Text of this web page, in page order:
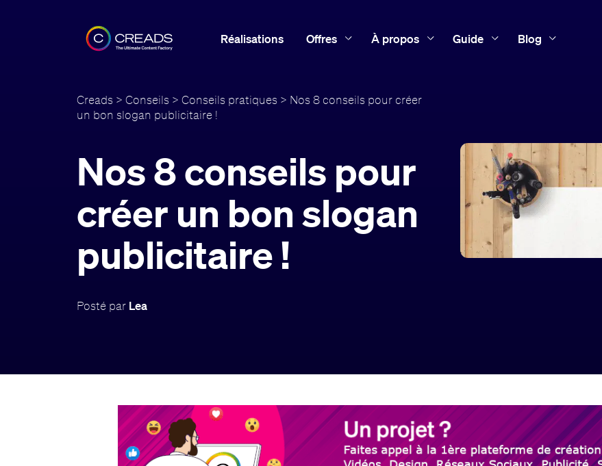
Réalisations Offres À propos Guide Blog
Creads >Conseils >Conseils pratiques > Nos 8 conseils pour créer
un bon slogan publicitaire !
Nos 8 conseils pour
créer un bon slogan
publicitaire !
Posté par Lea